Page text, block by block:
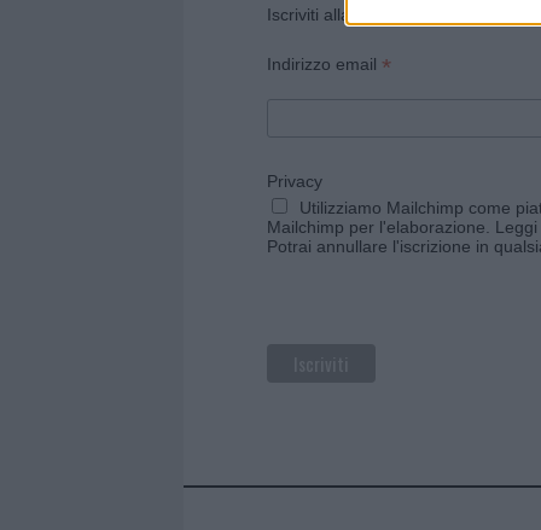
Iscriviti alla newsletter di Gallura
Indirizzo email *
Privacy
Utilizziamo Mailchimp come
Mailchimp per l'elaborazione.
Potrai annullare l'iscrizione in